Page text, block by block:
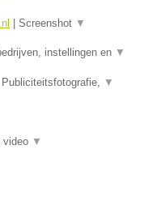
Screenshot ▼
instellingen en ▼
▼
video ▼